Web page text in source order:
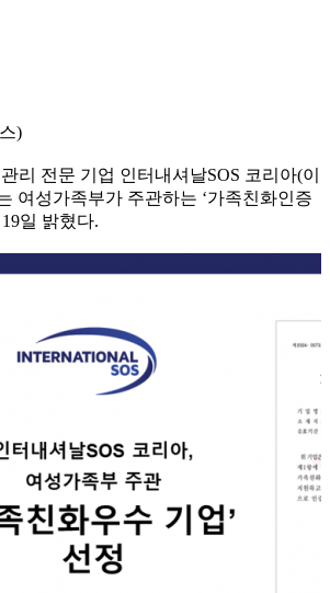
)
리 전문 기업 인터내셔날SOS 코리아(이
여성가족부가 주관하는 ‘가족친화인증
일 밝혔다.